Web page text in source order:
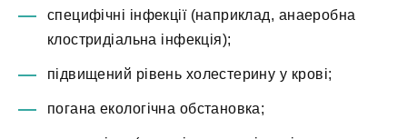
специфічні інфекції (наприклад, анаеробна
клостридіальна інфекція);
підвищений рівень холестерину у крові;
погана екологічна обстановка;